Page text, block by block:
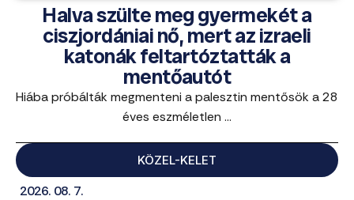
Halva szülte meg gyermekét a
ciszjordániai nő, mert az izraeli
katonák feltartóztatták a
mentőautót
Hiába próbálták megmenteni a palesztin mentősök a 28
éves eszméletlen ...
KÖZEL-KELET
2026. 08. 7.